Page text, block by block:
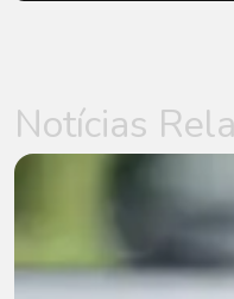
Notícias